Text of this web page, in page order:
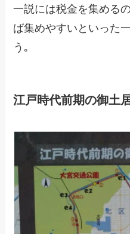
一説には税金を集める
ば集めやすいといった
う｡
江戸時代前期の御土